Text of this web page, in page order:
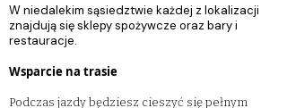
​W niedalekim sąsiedztwie każdej z lokalizacji
znajdują się sklepy spożywcze oraz bary i
restauracje.
Wsparcie na trasie
Podczas jazdy będziesz cieszyć się pełnym